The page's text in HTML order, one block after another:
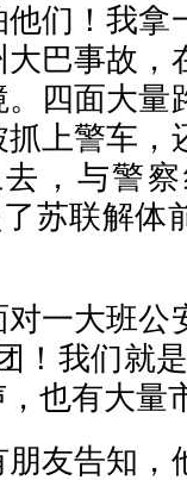
们！我拿
巴事故，
四面大量
上警车，
，与警
苏联解体
一大班公
！我们就
也有大量
友告知，